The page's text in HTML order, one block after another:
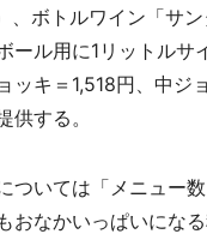
、ボトルワイン「サ
ール用に1リットル
ッキ＝1,518円、中
供する。
ついては「メニュー数
もおなかいっぱいにな